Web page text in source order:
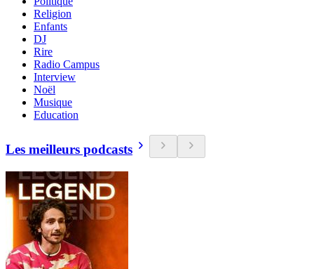
Religion
Enfants
DJ
Rire
Radio Campus
Interview
Noël
Musique
Education
Les meilleurs podcasts